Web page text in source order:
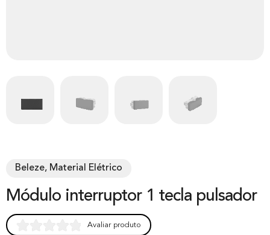
Beleze, Material Elétrico
Módulo interruptor 1 tecla pulsador
Avaliar produto